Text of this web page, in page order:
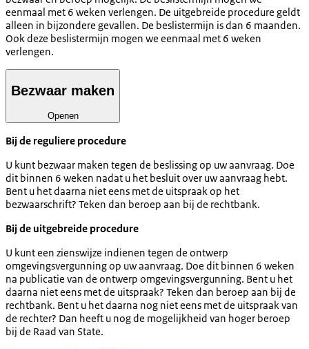
eenmaal met 6 weken verlengen. De uitgebreide procedure geldt
alleen in bijzondere gevallen. De beslistermijn is dan 6 maanden.
Ook deze beslistermijn mogen we eenmaal met 6 weken
verlengen.
Bezwaar maken
Openen
Bij de reguliere procedure
U kunt bezwaar maken tegen de beslissing op uw aanvraag. Doe
dit binnen 6 weken nadat u het besluit over uw aanvraag hebt.
Bent u het daarna niet eens met de uitspraak op het
bezwaarschrift? Teken dan beroep aan bij de rechtbank.
Bij de uitgebreide procedure
U kunt een zienswijze indienen tegen de ontwerp
omgevingsvergunning op uw aanvraag. Doe dit binnen 6 weken
na publicatie van de ontwerp omgevingsvergunning. Bent u het
daarna niet eens met de uitspraak? Teken dan beroep aan bij de
rechtbank. Bent u het daarna nog niet eens met de uitspraak van
de rechter? Dan heeft u nog de mogelijkheid van hoger beroep
bij de Raad van State.